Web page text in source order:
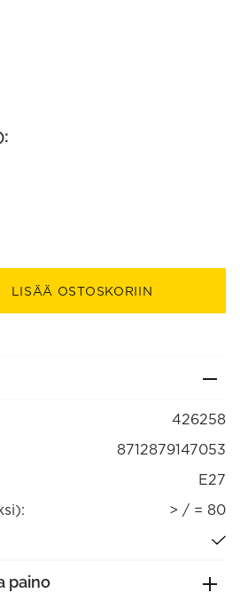
LISÄÄ OSTOSKORIIN
426258
8712879147053
E27
> / = 80
paino